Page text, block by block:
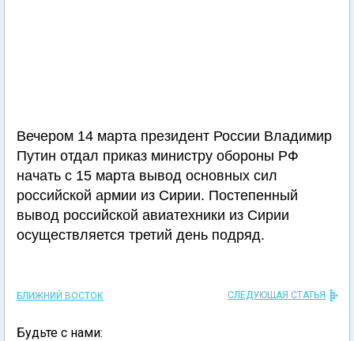
Вечером 14 марта президент России Владимир
Путин отдал приказ министру обороны РФ
начать с 15 марта вывод основных сил
российской армии из Сирии. Постепенный
вывод российской авиатехники из Сирии
осуществляется третий день подряд.
БЛИЖНИЙ ВОСТОК СЛЕДУЮЩАЯ СТАТЬЯ
Будьте с нами: